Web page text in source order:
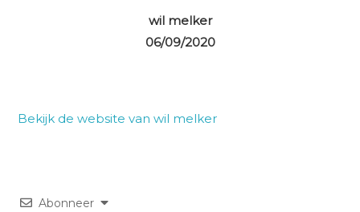
wil melker
06/09/2020
Bekijk de website van wil melker
Abonneer